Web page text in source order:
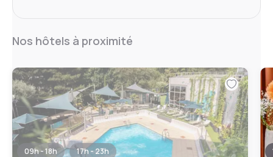
Nos hôtels à proximité
09h - 18h 17h - 23h